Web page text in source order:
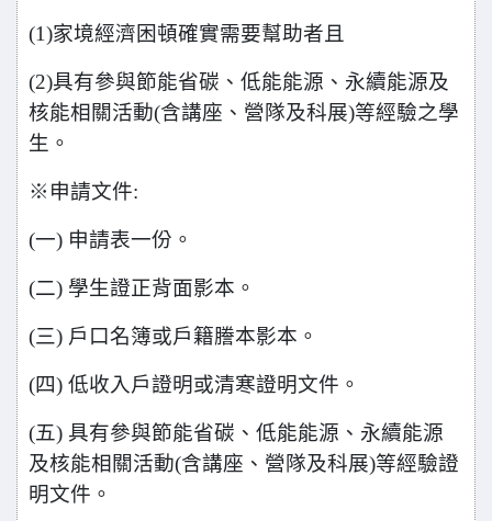
(1)家境經濟困頓確實需要幫助者且
(2)具有參與節能省碳、低能能源、永續能源及
核能相關活動(含講座、營隊及科展)等經驗之學
生。
※ 申請文件:
(一) 申請表一份。
(二) 學生證正背面影本。
(三) 戶口名簿或戶籍謄本影本。
(四) 低收入戶證明或清寒證明文件。
(五) 具有參與節能省碳、低能能源、永續能源
及核能相關活動(含講座、營隊及科展)等經驗證
明文件。